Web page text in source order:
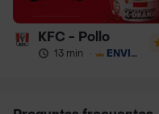
KFC - Pollo
13 min · ENVÍO GRATIS